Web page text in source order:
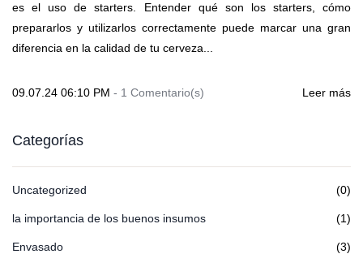
es el uso de starters. Entender qué son los starters, cómo
prepararlos y utilizarlos correctamente puede marcar una gran
diferencia en la calidad de tu cerveza...
09.07.24 06:10 PM - 1 Comentario(s) Leer más
Categorías
Uncategorized (0)
la importancia de los buenos insumos (1)
Envasado (3)